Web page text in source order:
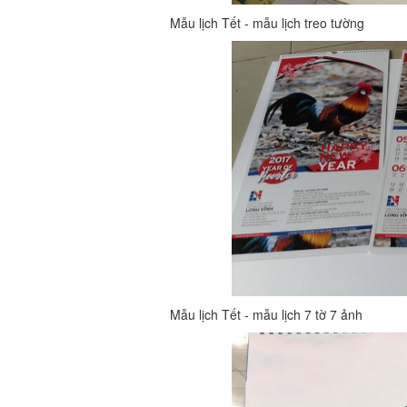
Mẫu lịch Tết - mẫu lịch treo tường
Mẫu lịch Tết - mẫu lịch 7 tờ 7 ảnh